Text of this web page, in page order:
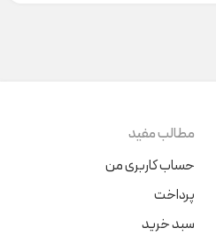
مطالب مفید
حساب کاربری من
پرداخت
سبد خرید